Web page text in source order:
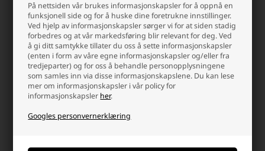
På nettsiden vår brukes informasjonskapsler for å oppnå en
funksjonell side og for å huske dine foretrukne innstillinger.
Ved hjelp av informasjonskapsler sørger vi for at siden stadig
forbedres og at vår markedsføring blir relevant for deg. Ved
å gi ditt samtykke tillater du oss å sette informasjonskapsler
(enten i form av våre egne informasjonskapsler og/eller fra
tredjeparter) og for oss å behandle personopplysningene
som samles inn via disse informasjonskapslene. Du kan lese
mer om informasjonskapsler i vår policy for
informasjonskapsler her.
Googles personvernerklæring
Kjøleveske 10 L med justerbar
Kjøleveske ryggsekk 20L Grå
Laveste enhetspris: 198,75 NOK